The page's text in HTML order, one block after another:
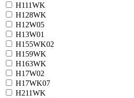
H111WK
H128WK
H12W05
H13W01
H155WK02
H159WK
H163WK
H17W02
H17WK07
H211WK